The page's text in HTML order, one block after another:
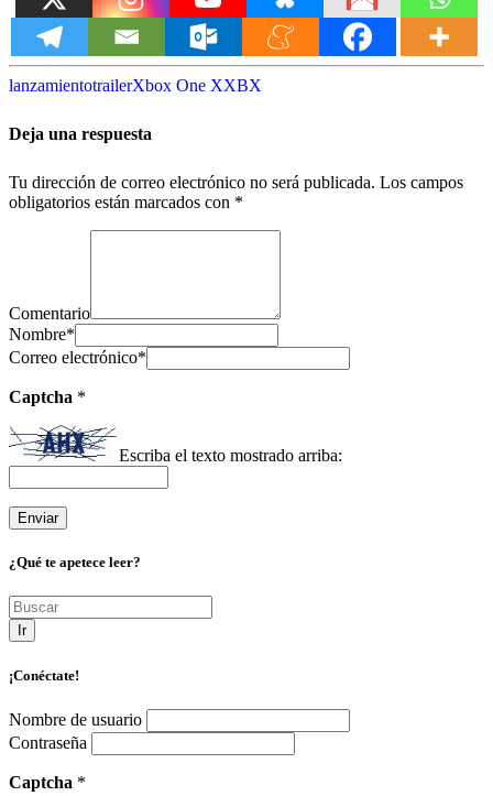
lanzamientotrailerXbox One XXBX
Deja una respuesta
Tu dirección de correo electrónico no será publicada. Los campos
obligatorios están marcados con *
Comentario
Nombre*
Correo electrónico*
Captcha *
Escriba el texto mostrado arriba:
¿Qué te apetece leer?
Ir
¡Conéctate!
Nombre de usuario
Contraseña
Captcha *